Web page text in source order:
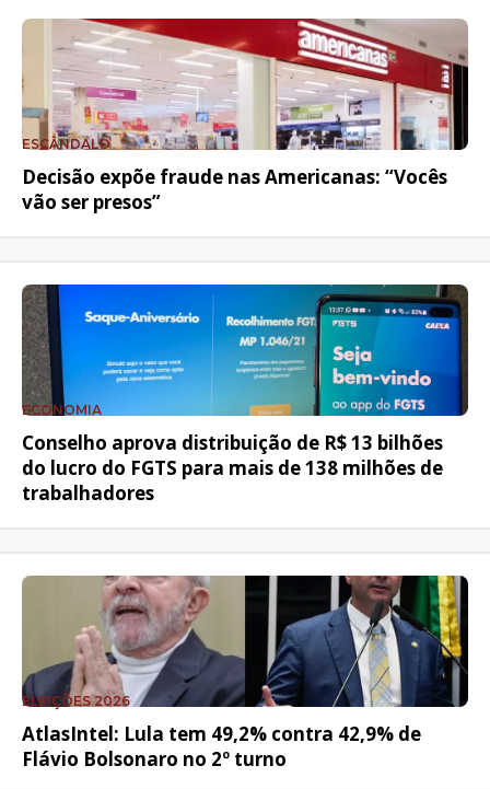
ESCÂNDALO
Decisão expõe fraude nas Americanas: “Vocês
vão ser presos”
ECONOMIA
Conselho aprova distribuição de R$ 13 bilhões
do lucro do FGTS para mais de 138 milhões de
trabalhadores
ELEIÇÕES 2026
AtlasIntel: Lula tem 49,2% contra 42,9% de
Flávio Bolsonaro no 2º turno